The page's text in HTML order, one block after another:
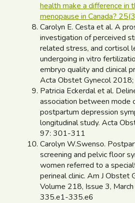
health make a difference in
menopause in Canada?
Carolyn E. Cesta et al. A
investigation of perceived
related stress, and cortisol
undergoing in vitro
embryo quality and clinical
Acta Obstet Gynecol
Patricia Eckerdal et al.
association between mode
postpartum depression
longitudinal study. Acta
97: 301-311
Carolyn W.Swenso.
screening and pelvic floor
women referred to a
perineal clinic. Am J Obstet
Volume 218, Issue 3,
335.e1-335.e6